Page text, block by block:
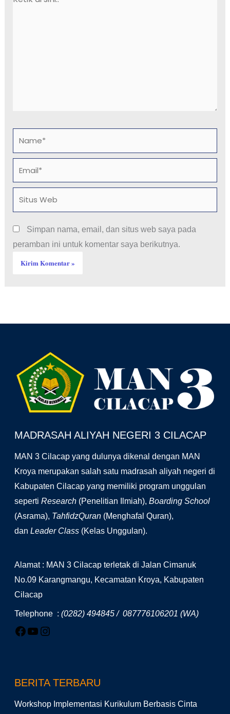
Simpan nama, email, dan situs web saya pada
peramban ini untuk komentar saya berikutnya.
MADRASAH ALIYAH NEGERI 3 CILACAP
MAN 3 Cilacap yang dulunya dikenal dengan MAN
Kroya merupakan salah satu madrasah aliyah negeri di
Kabupaten Cilacap yang memiliki program unggulan
seperti Research (Penelitian Ilmiah), Boarding School
(Asrama), TahfidzQuran (Menghafal Quran),
dan Leader Class (Kelas Unggulan).
Alamat : MAN 3 Cilacap terletak di Jalan Cimanuk
No.09 Karangmangu, Kecamatan Kroya, Kabupaten
Cilacap
Telephone : (0282) 494845 / 087776106201 (WA)
Facebook
YouTube
Instagram
BERITA TERBARU
Workshop Implementasi Kurikulum Berbasis Cinta